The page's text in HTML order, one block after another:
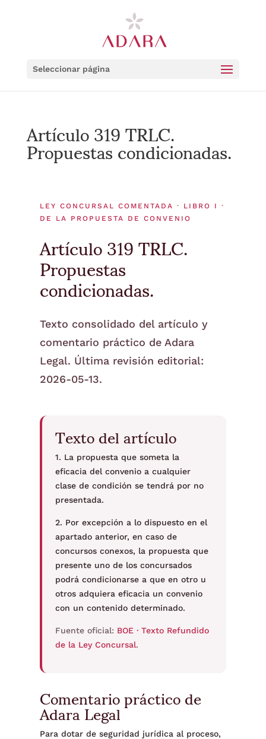
Seleccionar página
Artículo 319 TRLC.
Propuestas condicionadas.
LEY CONCURSAL COMENTADA · LIBRO I ·
DE LA PROPUESTA DE CONVENIO
Artículo 319 TRLC.
Propuestas
condicionadas.
Texto consolidado del artículo y
comentario práctico de Adara
Legal. Última revisión editorial:
2026-05-13.
Texto del artículo
1. La propuesta que someta la
eficacia del convenio a cualquier
clase de condición se tendrá por no
presentada.
2. Por excepción a lo dispuesto en el
apartado anterior, en caso de
concursos conexos, la propuesta que
presente uno de los concursados
podrá condicionarse a que en otro u
otros adquiera eficacia un convenio
con un contenido determinado.
Fuente oficial: BOE · Texto Refundido
de la Ley Concursal.
Comentario práctico de
Adara Legal
Para dotar de seguridad jurídica al proceso,